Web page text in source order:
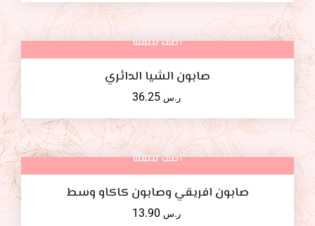
أضف للسلة
صابون الشيا الدائري
ر.س
أضف للسلة
صابون افريقي وصابون كاكاو وسط
ر.س